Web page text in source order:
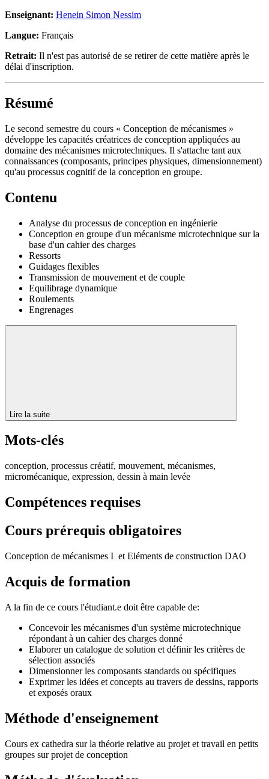
Enseignant: Henein Simon Nessim
Langue: Français
Retrait: Il n'est pas autorisé de se retirer de cette matière après le
délai d'inscription.
Résumé
Le second semestre du cours « Conception de mécanismes »
développe les capacités créatrices de conception appliquées au
domaine des mécanismes microtechniques. Il s'attache tant aux
connaissances (composants, principes physiques, dimensionnement)
qu'au processus cognitif de la conception en groupe.
Contenu
Analyse du processus de conception en ingénierie
Conception en groupe d'un mécanisme microtechnique sur la
base d'un cahier des charges
Ressorts
Guidages flexibles
Transmission de mouvement et de couple
Equilibrage dynamique
Roulements
Engrenages
Lire la suite
Mots-clés
conception, processus créatif, mouvement, mécanismes,
micromécanique, expression, dessin à main levée
Compétences requises
Cours prérequis obligatoires
Conception de mécanismes I et Eléments de construction DAO
Acquis de formation
A la fin de ce cours l'étudiant.e doit être capable de:
Concevoir les mécanismes d'un système microtechnique
répondant à un cahier des charges donné
Elaborer un catalogue de solution et définir les critères de
sélection associés
Dimensionner les composants standards ou spécifiques
Exprimer les idées et concepts au travers de dessins, rapports
et exposés oraux
Méthode d'enseignement
Cours ex cathedra sur la théorie relative au projet et travail en petits
groupes sur projet de conception